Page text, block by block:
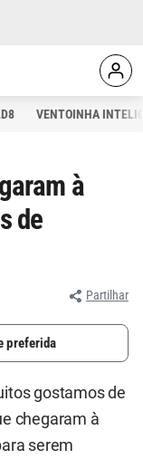
VENTOINHA
à
de
Partilhar
preferida
gostamos de
chegaram à
serem